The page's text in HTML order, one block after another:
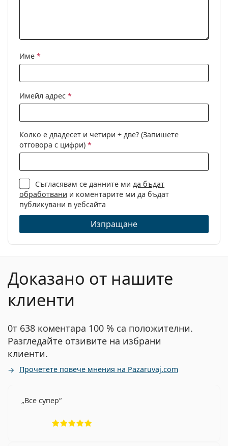
Име *
Имейл адрес *
Колко е двадесет и четири + две? (Запишете
отговора с цифри) *
Съгласявам се данните ми да бъдат
обработвани и коментарите ми да бъдат
публикувани в уебсайта
Изпращане
Доказано от нашите
клиенти
0т 638 коментара 100 % са положителни.
Разгледайте отзивите на избрани
клиенти.
Прочетете повече мнения на Pazaruvaj.com
Все супер